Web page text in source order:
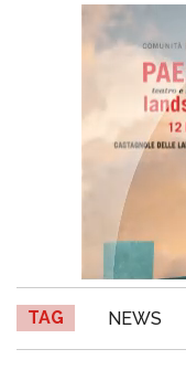
TAG NEWS